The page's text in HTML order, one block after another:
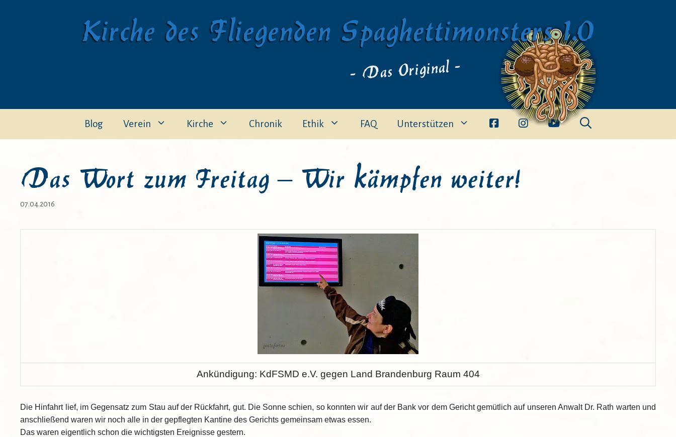
Kirche des Fliegenden Spaghettimonsters 1.0
- Das Original -
Blog Verein Kirche Chronik Ethik FAQ Unterstützen
Das Wort zum Freitag – Wir kämpfen weiter!
07.04.2016
Ankündigung: KdFSMD e.V. gegen Land Brandenburg Raum 404
Die Hinfahrt lief, im Gegensatz zum Stau auf der Rückfahrt, gut. Die Sonne schien, so konnten wir auf der Bank vor dem Gericht gemütlich auf unseren Anwalt Dr. Rath warten und
anschließend waren wir noch alle in der gepflegten Kantine des Gerichts gemeinsam etwas essen.
Das waren eigentlich schon die wichtigsten Ereignisse gestern.